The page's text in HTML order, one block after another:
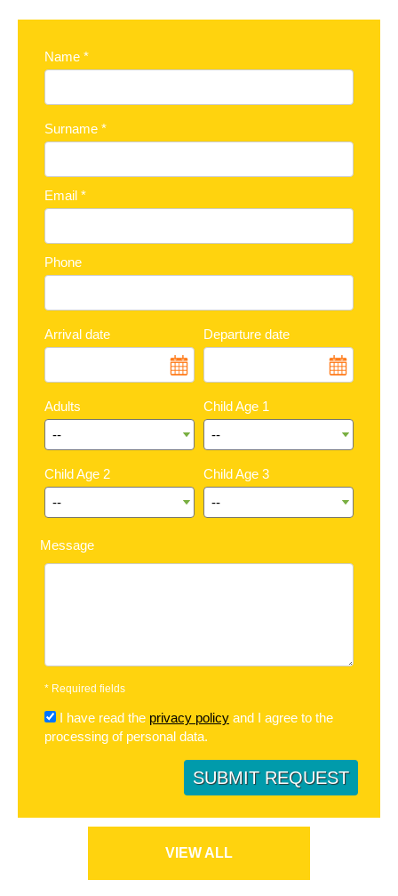
Name *
Surname *
Email *
Phone
Arrival date Departure date
Adults Child Age 1
Child Age 2 Child Age 3
Message
* Required fields
I have read the privacy policy and I agree to the
processing of personal data.
SUBMIT REQUEST
VIEW ALL